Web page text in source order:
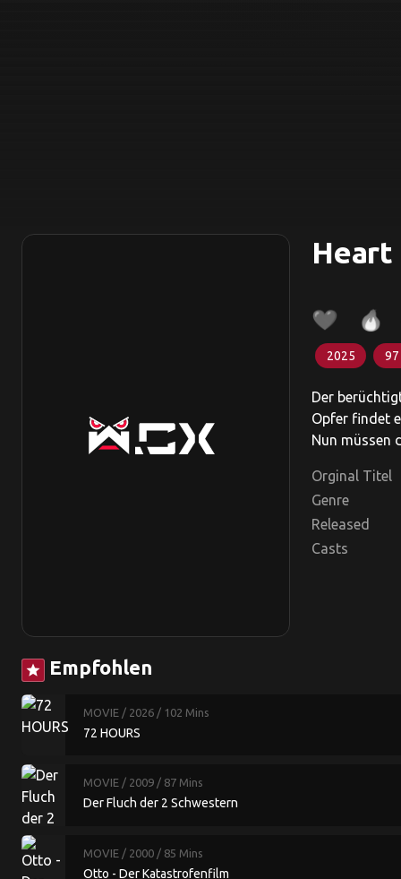
Heart
2025 97
Der
Opfer findet
Nun müssen
Orginal Titel
Genre
Released
Casts
star Empfohlen
MOVIE / 2026 / 102 Mins
72 HOURS
MOVIE / 2009 / 87 Mins
Der Fluch der 2 Schwestern
MOVIE / 2000 / 85 Mins
Otto - Der Katastrofenfilm